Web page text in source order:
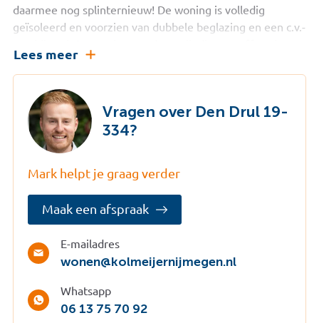
daarmee nog splinternieuw! De woning is volledig
geïsoleerd en voorzien van dubbele beglazing en een c.v.-
gemeubileerd aangeboden zodat het genieten direct kan
beginnen.
Door de ligging aan het water zijn er vele mogelijkheden
voor liefhebbers van de watersport en zwemsport.
Anderzijds treft u de uitgestrekte Kraaijenbergse Plassen
reiken tot aan Nijmegen en Limburg. Hierdoor is het ook
voor wandelaars en fietsers een genot om in deze
omgeving te verblijven en te recreëren. Ontdek
daarnaast de vele faciliteiten die het park u te bieden
heeft, zoals een gezellig restaurant, speeltuinen,
animatie, een zandstrand en aanlegsteigers.
Indeling:
U komt de woning binnen in een kleine halletje met
Lees meer
Vragen over Den Drul 19-
334?
Mark helpt je graag verder
Maak een afspraak
E-mailadres
wonen@kolmeijernijmegen.nl
Whatsapp
06 13 75 70 92